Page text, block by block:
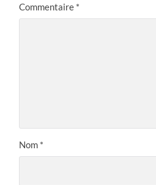
Commentaire *
Nom *